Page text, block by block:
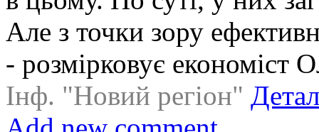
Але з точки зору
- розмірковує економіст
Інф. "Новий регіон"